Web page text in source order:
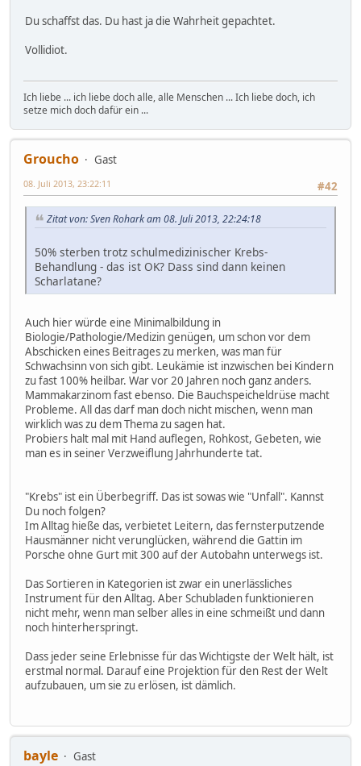
Du schaffst das. Du hast ja die Wahrheit gepachtet.
Vollidiot.
Ich liebe ... ich liebe doch alle, alle Menschen ... Ich liebe doch, ich
setze mich doch dafür ein ...
Groucho
Gast
#42
08. Juli 2013, 23:22:11
Zitat von: Sven Rohark am 08. Juli 2013, 22:24:18
50% sterben trotz schulmedizinischer Krebs-
Behandlung - das ist OK? Dass sind dann keinen
Scharlatane?
Auch hier würde eine Minimalbildung in
Biologie/Pathologie/Medizin genügen, um schon vor dem
Abschicken eines Beitrages zu merken, was man für
Schwachsinn von sich gibt. Leukämie ist inzwischen bei Kindern
zu fast 100% heilbar. War vor 20 Jahren noch ganz anders.
Mammakarzinom fast ebenso. Die Bauchspeicheldrüse macht
Probleme. All das darf man doch nicht mischen, wenn man
wirklich was zu dem Thema zu sagen hat.
Probiers halt mal mit Hand auflegen, Rohkost, Gebeten, wie
man es in seiner Verzweiflung Jahrhunderte tat.
"Krebs" ist ein Überbegriff. Das ist sowas wie "Unfall". Kannst
Du noch folgen?
Im Alltag hieße das, verbietet Leitern, das fernsterputzende
Hausmänner nicht verunglücken, während die Gattin im
Porsche ohne Gurt mit 300 auf der Autobahn unterwegs ist.
Das Sortieren in Kategorien ist zwar ein unerlässliches
Instrument für den Alltag. Aber Schubladen funktionieren
nicht mehr, wenn man selber alles in eine schmeißt und dann
noch hinterherspringt.
Dass jeder seine Erlebnisse für das Wichtigste der Welt hält, ist
erstmal normal. Darauf eine Projektion für den Rest der Welt
aufzubauen, um sie zu erlösen, ist dämlich.
bayle
Gast